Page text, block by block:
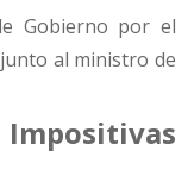
Gobierno por el
al ministro de